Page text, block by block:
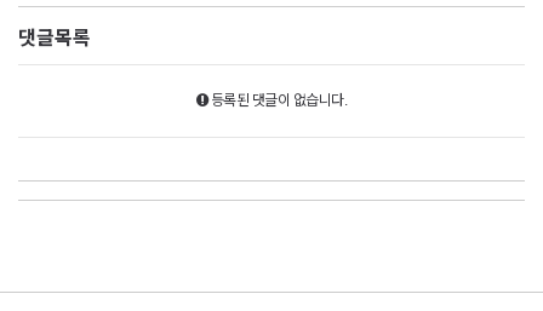
댓글목록
등록된 댓글이 없습니다.